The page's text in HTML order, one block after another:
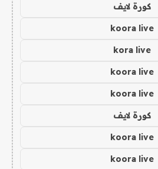
كورة لايف
koora live
kora live
koora live
koora live
كورة لايف
koora live
koora live